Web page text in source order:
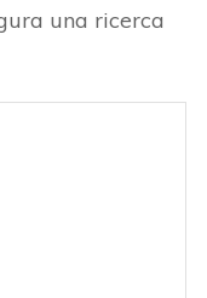
una ricerca